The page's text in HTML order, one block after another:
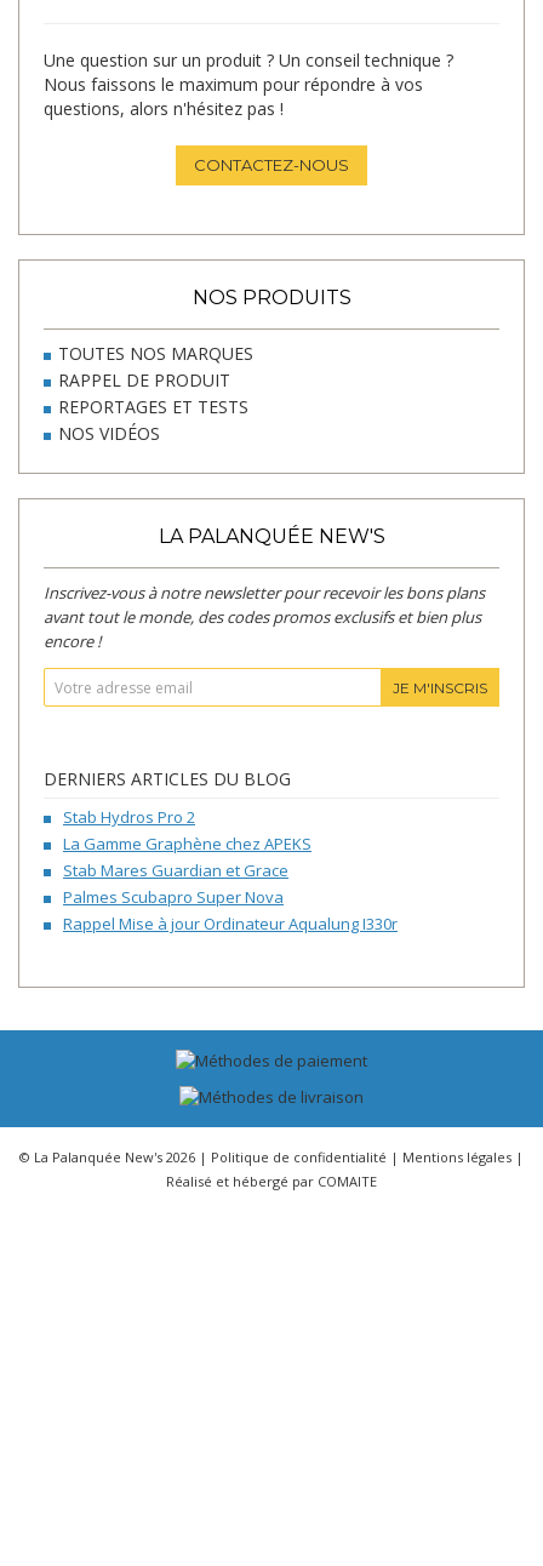
Une question sur un produit ? Un conseil technique ?
Nous faissons le maximum pour répondre à vos
questions, alors n'hésitez pas !
CONTACTEZ-NOUS
NOS PRODUITS
TOUTES NOS MARQUES
RAPPEL DE PRODUIT
REPORTAGES ET TESTS
NOS VIDÉOS
LA PALANQUÉE NEW'S
Inscrivez-vous à notre newsletter pour recevoir les bons plans
avant tout le monde, des codes promos exclusifs et bien plus
encore !
JE M'INSCRIS
DERNIERS ARTICLES DU BLOG
Stab Hydros Pro 2
La Gamme Graphène chez APEKS
Stab Mares Guardian et Grace
Palmes Scubapro Super Nova
Rappel Mise à jour Ordinateur Aqualung I330r
© La Palanquée New's 2026 | Politique de confidentialité | Mentions légales |
Réalisé et hébergé par COMAITE